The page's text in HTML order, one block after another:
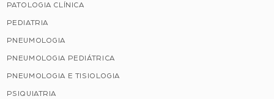
PATOLOGIA CLÍNICA
PEDIATRIA
PNEUMOLOGIA
PNEUMOLOGIA PEDIÁTRICA
PNEUMOLOGIA E TISIOLOGIA
PSIQUIATRIA